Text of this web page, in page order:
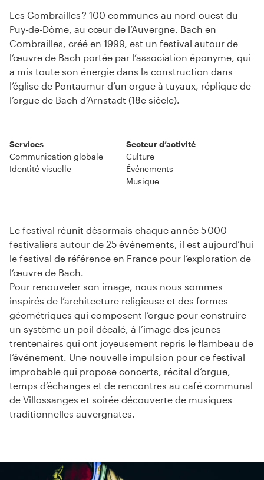
Les Combrailles ? 100 communes au nord-ouest du
Puy-de-Dôme, au cœur de l’Auvergne. Bach en
Combrailles, créé en 1999, est un festival autour de
l’œuvre de Bach portée par l’association éponyme, qui
a mis toute son énergie dans la construction dans
l’église de Pontaumur d’un orgue à tuyaux, réplique de
l’orgue de Bach d’Arnstadt (18e siècle).
Services
Communication globale
Identité visuelle
Secteur d’activité
Culture
Événements
Musique
Le festival réunit désormais chaque année 5 000
festivaliers autour de 25 événements, il est aujourd’hui
le festival de référence en France pour l’exploration de
l’œuvre de Bach.
Pour renouveler son image, nous nous sommes
inspirés de l’architecture religieuse et des formes
géométriques qui composent l’orgue pour construire
un système un poil décalé, à l’image des jeunes
trentenaires qui ont joyeusement repris le flambeau de
l’événement. Une nouvelle impulsion pour ce festival
improbable qui propose concerts, récital d’orgue,
temps d’échanges et de rencontres au café communal
de Villossanges et soirée découverte de musiques
traditionnelles auvergnates.